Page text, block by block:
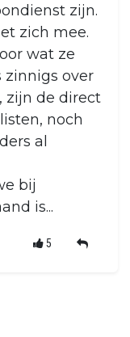
zijn.
zich mee.
wat ze
zinnigs over
zijn de direct
noch
al
bij
is...
5